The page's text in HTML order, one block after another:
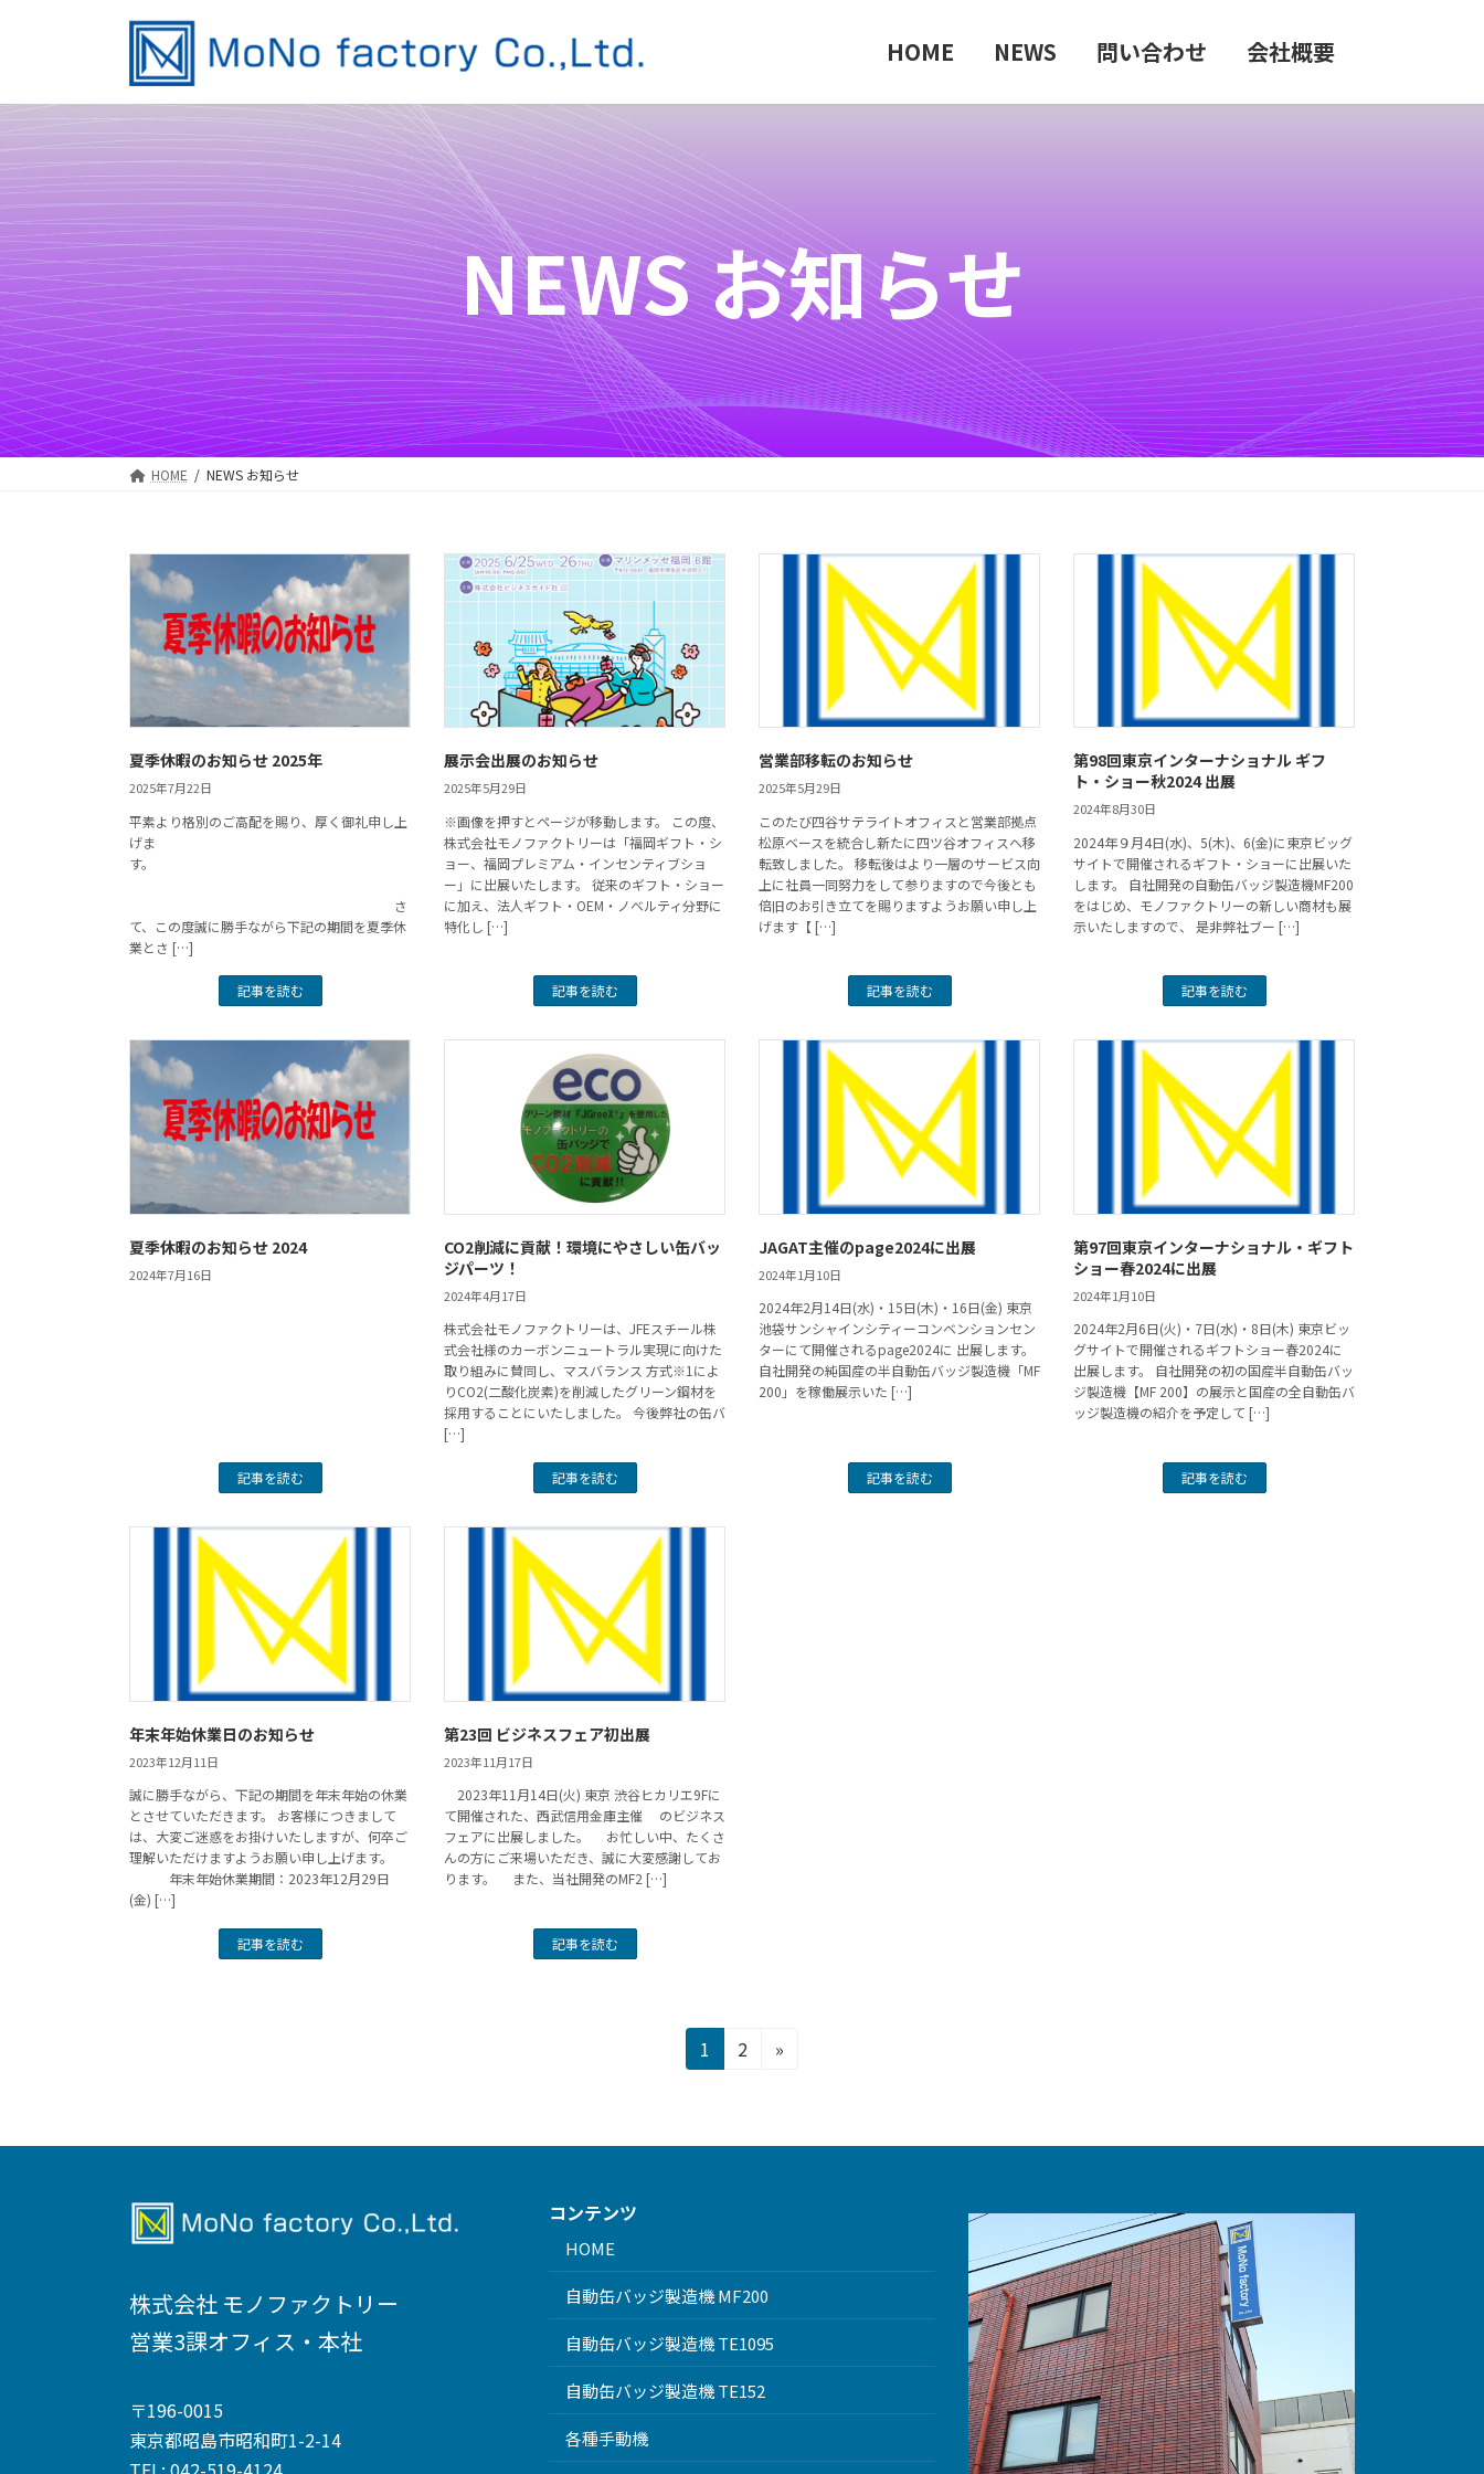
へ
ス
ッ
プ
ョ
ン
移
動
HOME NEWS 問い合わせ 会社概要
NEWS お知らせ
HOME NEWS お知らせ
夏季休暇のお知らせ 2025年
2025年7月22日
平素より格別のご高配を賜り、厚く御礼申し上
げま
す。
さ
て、この度誠に勝手ながら下記の期間を夏季休
業とさ […]
記事を読む
展示会出展のお知らせ
2025年5月29日
※画像を押すとページが移動します。 この度、
株式会社モノファクトリーは「福岡ギフト・シ
ョー、福岡プレミアム・インセンティブショ
ー」に出展いたします。 従来のギフト・ショー
に加え、法人ギフト・OEM・ノベルティ分野に
特化し […]
記事を読む
営業部移転のお知らせ
2025年5月29日
このたび四谷サテライトオフィスと営業部拠点
松原ベースを統合し新たに四ツ谷オフィスへ移
転致しました。 移転後はより一層のサービス向
上に社員一同努力をして参りますので今後とも
倍旧のお引き立てを賜りますようお願い申し上
げます【 […]
記事を読む
第98回東京インターナショナル ギフ
ト・ショー秋2024 出展
2024年8月30日
2024年９月4日(水)、5(木)、6(金)に東京ビッグ
サイトで開催されるギフト・ショーに出展いた
します。 自社開発の自動缶バッジ製造機MF200
をはじめ、モノファクトリーの新しい商材も展
示いたしますので、 是非弊社ブー […]
記事を読む
夏季休暇のお知らせ 2024
2024年7月16日
記事を読む
CO2削減に貢献！環境にやさしい缶バッ
ジパーツ！
2024年4月17日
株式会社モノファクトリーは、JFEスチール株
式会社様のカーボンニュートラル実現に向けた
取り組みに賛同し、マスバランス 方式※1によ
りCO2(二酸化炭素)を削減したグリーン鋼材を
採用することにいたしました。 今後弊社の缶バ
[…]
記事を読む
JAGAT主催のpage2024に出展
2024年1月10日
2024年2月14日(水)・15日(木)・16日(金) 東京
池袋サンシャインシティーコンベンションセン
ターにて開催されるpage2024に 出展します。
自社開発の純国産の半自動缶バッジ製造機「MF
200」を稼働展示いた […]
記事を読む
第97回東京インターナショナル・ギフト
ショー春2024に出展
2024年1月10日
2024年2月6日(火)・7日(水)・8日(木) 東京ビッ
グサイトで開催されるギフトショー春2024に
出展します。 自社開発の初の国産半自動缶バッ
ジ製造機【MF 200】の展示と国産の全自動缶バ
ッジ製造機の紹介を予定して […]
記事を読む
年末年始休業日のお知らせ
2023年12月11日
誠に勝手ながら、下記の期間を年末年始の休業
とさせていただきます。 お客様につきまして
は、大変ご迷惑をお掛けいたしますが、何卒ご
理解いただけますようお願い申し上げます。
年末年始休業期間：2023年12月29日
(金) […]
記事を読む
第23回 ビジネスフェア初出展
2023年11月17日
2023年11月14日(火) 東京 渋谷ヒカリエ9Fに
て開催された、西武信用金庫主催 のビジネス
フェアに出展しました。 お忙しい中、たくさ
んの方にご来場いただき、誠に大変感謝してお
ります。 また、当社開発のMF2 […]
記事を読む
の
ー
送
り
固
定
ジ
1
固
ジ
2 »
株式会社 モノファクトリー
営業3課オフィス・本社
〒196-0015
東京都昭島市昭和町1-2-14
コンテンツ
HOME
自動缶バッジ製造機 MF200
自動缶バッジ製造機 TE1095
自動缶バッジ製造機 TE152
各種手動機